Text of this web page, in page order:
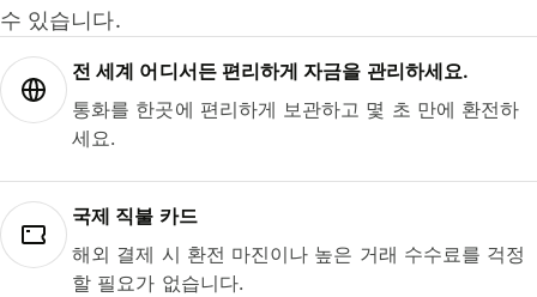
수 있습니다.
전 세계 어디서든 편리하게 자금을 관리하세요.
통화를 한곳에 편리하게 보관하고 몇 초 만에 환전하
세요.
국제 직불 카드
해외 결제 시 환전 마진이나 높은 거래 수수료를 걱정
할 필요가 없습니다.